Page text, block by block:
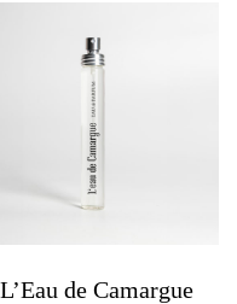
L’Eau de Camargue